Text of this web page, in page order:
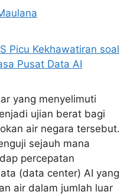
yang menyelimuti
ujian berat bagi
air negara tersebut.
sejauh mana
percepatan
(data center) AI yang
air dalam jumlah luar